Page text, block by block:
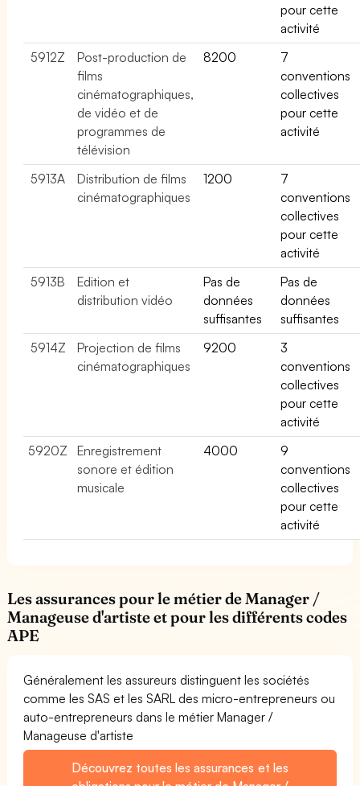
pour cette
activité
5912Z
Post-production de
films
cinématographiques,
de vidéo et de
programmes de
télévision
8200
7
conventions
collectives
pour cette
activité
5913A
Distribution de films
cinématographiques
1200
7
conventions
collectives
pour cette
activité
5913B
Edition et
distribution vidéo
Pas de
données
suffisantes
Pas de
données
suffisantes
5914Z
Projection de films
cinématographiques
9200
3
conventions
collectives
pour cette
activité
5920Z
Enregistrement
sonore et édition
musicale
4000
9
conventions
collectives
pour cette
activité
Les assurances pour le métier de Manager /
Manageuse d'artiste et pour les différents codes
APE
Généralement les assureurs distinguent les sociétés
comme les SAS et les SARL des micro-entrepreneurs ou
auto-entrepreneurs dans le métier Manager /
Manageuse d'artiste
Découvrez toutes les assurances et les